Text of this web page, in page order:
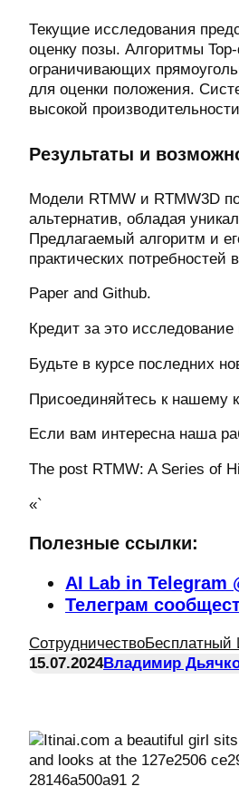
Текущие исследования
оценку позы. Алгоритмы
ограничивающих
для оценки положения.
высокой
Результаты и
Модели RTMW и RTMW3D
альтернатив, обладая
Предлагаемый алгоритм и
практических
Paper and Github.
Кредит за это
Будьте в курсе последних
Присоединяйтесь к нашему
Если вам интересна наша
The post RTMW: A Series of
«`
Полезные ссылки:
AI Lab in Telegram
Телеграм
СотрудничествоБесплатный
15.07.2024Владимир